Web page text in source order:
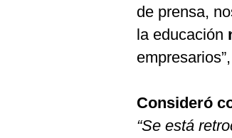
de prensa,
la educación
Consideró
“Se está